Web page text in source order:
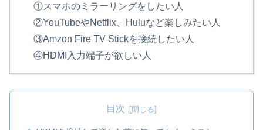
①スマホのミラーリングをしたい人
②YouTubeやNetflix、Huluなど楽しみたい人
③Amzon Fire TV Stickを接続したい人
④HDMI入力端子が欲しい人
目次